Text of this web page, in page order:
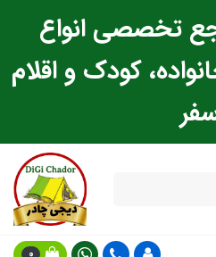
تخصصی انواع
کودک و اقلام
0